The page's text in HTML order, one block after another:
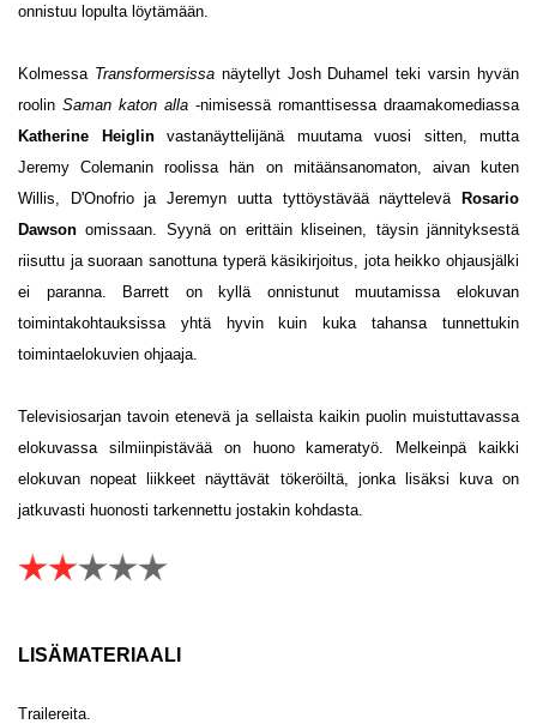
onnistuu lopulta löytämään.
Kolmessa Transformersissa näytellyt Josh Duhamel teki varsin hyvän
roolin Saman katon alla -nimisessä romanttisessa draamakomediassa
Katherine Heiglinvastanäyttelijänä muutama vuosi sitten, mutta
Jeremy Colemanin roolissa hän on mitäänsanomaton, aivan kuten
Willis, D'Onofrio ja Jeremyn uutta tyttöystävää näyttelevä
Rosario
Dawsonomissaan. Syynä on erittäin kliseinen, täysin jännityksestä
riisuttu ja suoraan sanottuna typerä käsikirjoitus, jota heikko ohjausjälki
ei paranna. Barrett on kyllä onnistunut muutamissa elokuvan
toimintakohtauksissa yhtä hyvin kuin kuka tahansa tunnettukin
toimintaelokuvien ohjaaja.
Televisiosarjan tavoin etenevä ja sellaista kaikin puolin muistuttavassa
elokuvassa silmiinpistävää on huono kameratyö. Melkeinpä kaikki
elokuvan nopeat liikkeet näyttävät tökeröiltä, jonka lisäksi kuva on
jatkuvasti huonosti tarkennettu jostakin kohdasta.
LISÄMATERIAALI
Trailereita.